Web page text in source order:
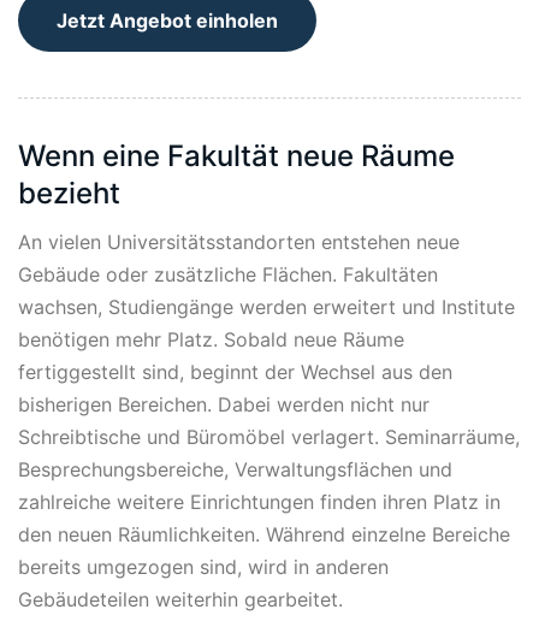
Jetzt Angebot einholen
Wenn eine Fakultät neue Räume
bezieht
An vielen Universitätsstandorten entstehen neue
Gebäude oder zusätzliche Flächen. Fakultäten
wachsen, Studiengänge werden erweitert und Institute
benötigen mehr Platz. Sobald neue Räume
fertiggestellt sind, beginnt der Wechsel aus den
bisherigen Bereichen. Dabei werden nicht nur
Schreibtische und Büromöbel verlagert. Seminarräume,
Besprechungsbereiche, Verwaltungsflächen und
zahlreiche weitere Einrichtungen finden ihren Platz in
den neuen Räumlichkeiten. Während einzelne Bereiche
bereits umgezogen sind, wird in anderen
Gebäudeteilen weiterhin gearbeitet.